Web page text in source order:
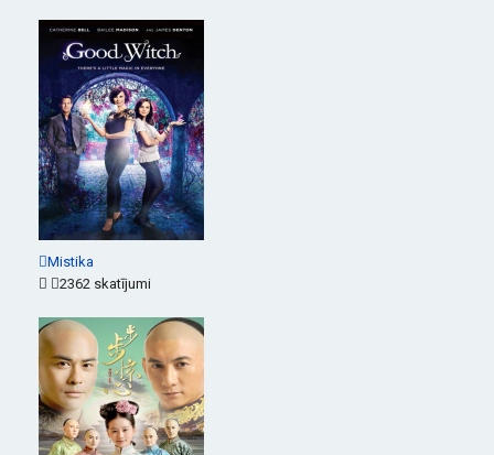
Mistika
2362 skatījumi